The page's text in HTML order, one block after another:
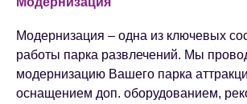
Модернизация – одна из ключевых
работы парка развлечений. Мы
модернизацию Вашего парка
оснащением доп. оборудованием,